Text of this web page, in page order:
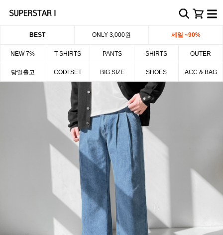
BEST ONLY 3,000원 세일 ~90%
NEW 7% T-SHIRTS PANTS SHIRTS OUTER
당일출고 CODI SET BIG SIZE SHOES ACC & BAG